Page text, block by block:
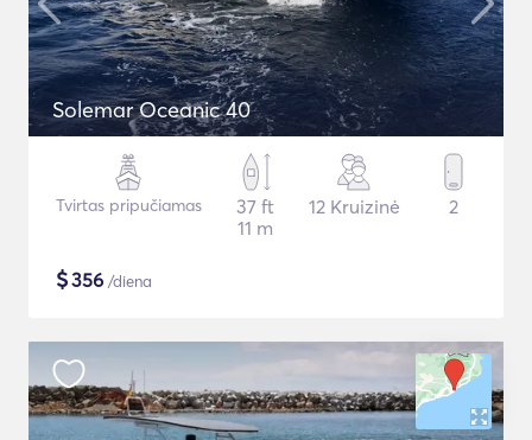
Solemar Oceanic 40
Tvirtas pripučiamas
37 ft
11 m
12 Kruizinė 2
$356 /diena